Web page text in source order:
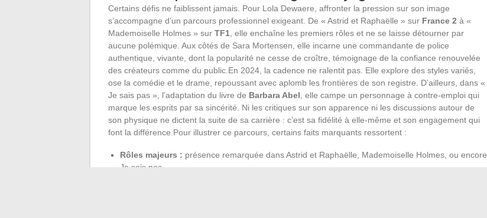
Certains défis ne faiblissent jamais. Pour Lola Dewaere, affronter la pression sur son image
s’accompagne d’un parcours professionnel exigeant. De « Astrid et Raphaëlle » sur France 2 à «
Mademoiselle Holmes » sur TF1 , elle enchaîne les premiers rôles et ne se laisse détourner par
aucune polémique. Aux côtés de Sara Mortensen, elle incarne une commandante de police
authentique, vivante, dont la popularité ne cesse de croître, témoignage de la confiance renouvelée
des créateurs comme du public.En 2024, la cadence ne ralentit pas. Elle explore des styles variés,
ose la comédie et le drame, repoussant avec aplomb les frontières de son registre. D’ailleurs, dans «
Je sais pas », l’adaptation du livre de Barbara Abel , elle campe un personnage à contre-emploi qui
marque les esprits par sa sincérité. Ni les critiques sur son apparence ni les discussions autour de
son physique ne dictent la suite de sa carrière : c’est sa fidélité à elle-même et son engagement qui
font la différence.Pour illustrer ce parcours, certains faits marquants ressortent :
Rôles majeurs : présence remarquée dans Astrid et Raphaëlle, Mademoiselle Holmes, ou encore
Je sais pas